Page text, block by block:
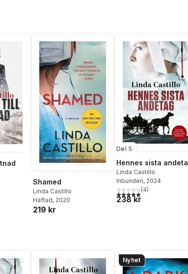
Totalt antal röster:
Shamed
Linda Castillo
Häftad, 2020
219 kr
Del 5
Hennes sista
Linda Castillo
Inbunden, 2024
5,0utav 5 stjärnor. Totalt
(4)
238 kr
Nyhet